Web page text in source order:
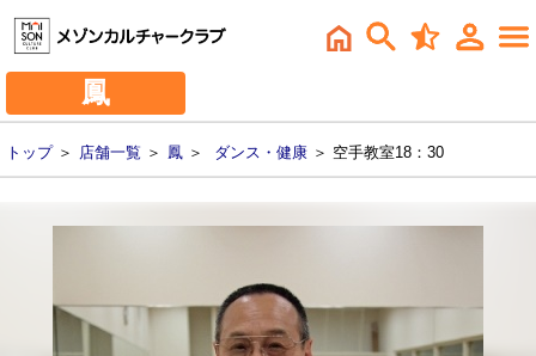
鳳
トップ＞ 店舗一覧 ＞ 鳳 ＞ ダンス・健康 ＞ 空手教室18：30